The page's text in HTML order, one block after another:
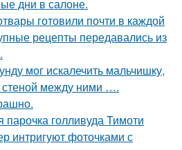
дни в салоне.
готовили почти в каждой
рецепты передавались из
мог искалечить мальчишку,
стеной между ними ….
голливуда Тимоти
интригуют фоточками с